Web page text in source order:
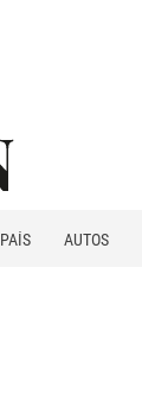
PAÍS AUTOS